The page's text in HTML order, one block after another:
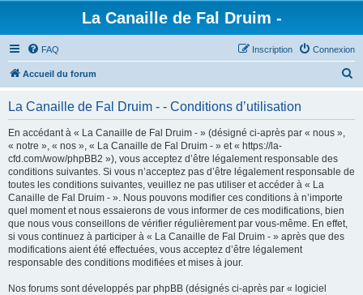
La Canaille de Fal Druim -
FAQ Connexion
Inscription
Accueil du forum
La Canaille de Fal Druim - - Conditions d’utilisation
En accédant à « La Canaille de Fal Druim - » (désigné ci-après par « nous »,
« notre », « nos », « La Canaille de Fal Druim - » et « https://la-
cfd.com/wow/phpBB2 »), vous acceptez d’être légalement responsable des
conditions suivantes. Si vous n’acceptez pas d’être légalement responsable de
toutes les conditions suivantes, veuillez ne pas utiliser et accéder à « La
Canaille de Fal Druim - ». Nous pouvons modifier ces conditions à n’importe
quel moment et nous essaierons de vous informer de ces modifications, bien
que nous vous conseillons de vérifier régulièrement par vous-même. En effet,
si vous continuez à participer à « La Canaille de Fal Druim - » après que des
modifications aient été effectuées, vous acceptez d’être légalement
responsable des conditions modifiées et mises à jour.
Nos forums sont développés par phpBB (désignés ci-après par « logiciel